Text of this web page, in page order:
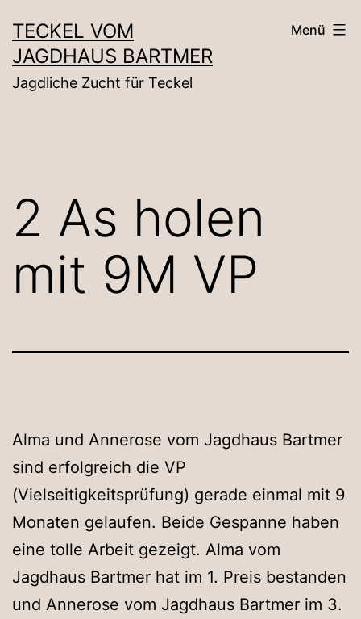
Inhalt
springen
TECKEL VOM
JAGDHAUS BARTMER
Jagdliche Zucht für Teckel
Menü
2 As holen
mit 9M VP
Alma und Annerose vom Jagdhaus Bartmer
sind erfolgreich die VP
(Vielseitigkeitsprüfung) gerade einmal mit 9
Monaten gelaufen. Beide Gespanne haben
eine tolle Arbeit gezeigt. Alma vom
Jagdhaus Bartmer hat im 1. Preis bestanden
und Annerose vom Jagdhaus Bartmer im 3.